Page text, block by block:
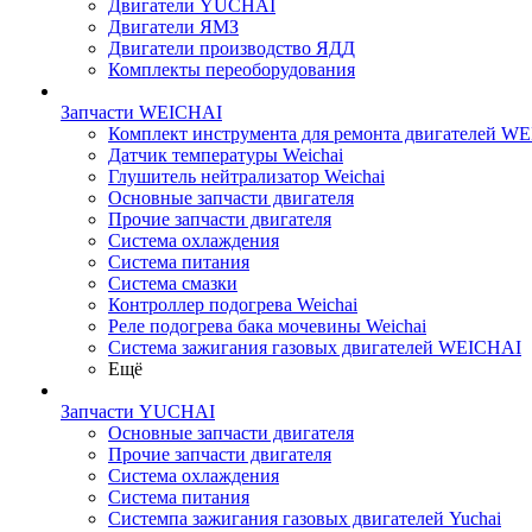
Двигатели YUCHAI
Двигатели ЯМЗ
Двигатели производство ЯДД
Комплекты переоборудования
Запчасти WEICHAI
Комплект инструмента для ремонта двигателей
Датчик температуры Weichai
Глушитель нейтрализатор Weichai
Основные запчасти двигателя
Прочие запчасти двигателя
Система охлаждения
Система питания
Система смазки
Контроллер подогрева Weichai
Реле подогрева бака мочевины Weichai
Система зажигания газовых двигателей WEICHAI
Ещё
Запчасти YUCHAI
Основные запчасти двигателя
Прочие запчасти двигателя
Система охлаждения
Система питания
Системпа зажигания газовых двигателей Yuchai